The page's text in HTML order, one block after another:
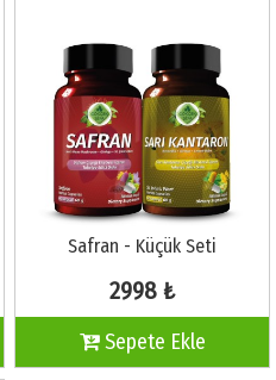
Safran - Küçük Seti
2998 ₺
Sepete Ekle